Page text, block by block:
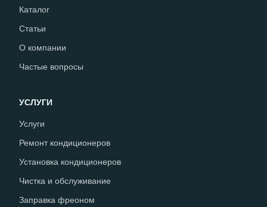
Каталог
Статьи
О компании
Частые вопросы
УСЛУГИ
Услуги
Ремонт кондиционеров
Установка кондиционеров
Чистка и обслуживание
Заправка фреоном